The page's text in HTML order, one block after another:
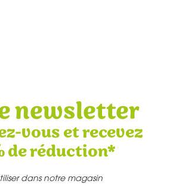
newsletter
vous et recevez
de réduction*
dans notre magasin